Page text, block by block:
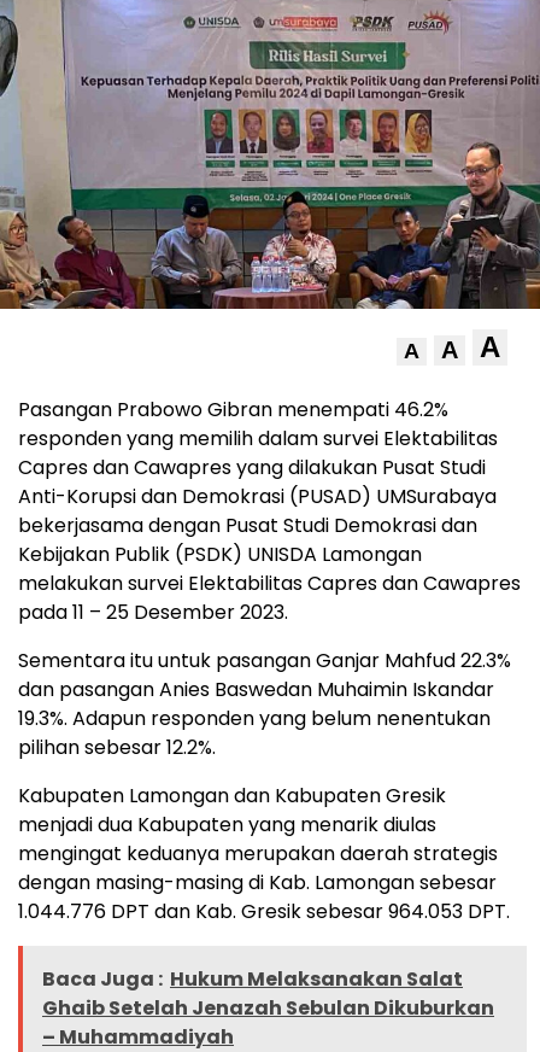
A A A
Pasangan Prabowo Gibran menempati 46.2%
responden yang memilih dalam survei Elektabilitas
Capres dan Cawapres yang dilakukan Pusat Studi
Anti-Korupsi dan Demokrasi (PUSAD) UMSurabaya
bekerjasama dengan Pusat Studi Demokrasi dan
Kebijakan Publik (PSDK) UNISDA Lamongan
melakukan survei Elektabilitas Capres dan Cawapres
pada 11 – 25 Desember 2023.
Sementara itu untuk pasangan Ganjar Mahfud 22.3%
dan pasangan Anies Baswedan Muhaimin Iskandar
19.3%. Adapun responden yang belum nenentukan
pilihan sebesar 12.2%.
Kabupaten Lamongan dan Kabupaten Gresik
menjadi dua Kabupaten yang menarik diulas
mengingat keduanya merupakan daerah strategis
dengan masing-masing di Kab. Lamongan sebesar
1.044.776 DPT dan Kab. Gresik sebesar 964.053 DPT.
Baca Juga : Hukum Melaksanakan Salat
Ghaib Setelah Jenazah Sebulan Dikuburkan
– Muhammadiyah